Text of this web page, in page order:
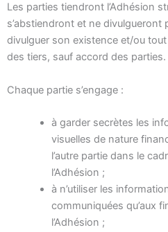
Les parties tiendront l’Adhésion
s’abstiendront et ne divulgueront
divulguer son existence et/ou
des tiers, sauf accord des parties.
Chaque partie s’engage :
à garder secrètes les
visuelles de nature
l’autre partie dans le
l’Adhésion ;
à n’utiliser les
communiquées qu’aux
l’Adhésion ;